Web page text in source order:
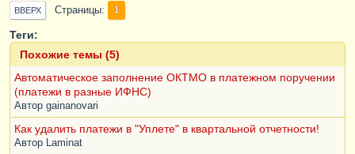
ВВЕРХ Страницы 1
Теги:
Похожие темы (5)
Автоматическое заполнение ОКТМО в платежном поручении
(платежи в разные ИФНС)
Автор gainanovari
Как удалить платежи в "Уплете" в квартальной отчетности!
Автор Laminat